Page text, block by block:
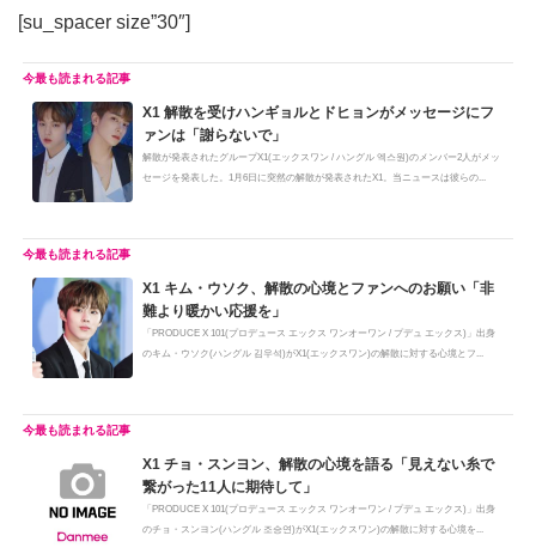
[su_spacer size”30″]
X1 解散を受けハンギョルとドヒョンがメッセージにフ
ァンは「謝らないで」
解散が発表されたグループX1(エックスワン / ハングル 엑스원)のメンバー2人がメッ
セージを発表した。1月6日に突然の解散が発表されたX1。当ニュースは彼らの...
X1 キム・ウソク、解散の心境とファンへのお願い「非
難より暖かい応援を」
「PRODUCE X 101(プロデュース エックス ワンオーワン / プデュ エックス)」出身
のキム・ウソク(ハングル 김우석)がX1(エックスワン)の解散に対する心境とフ...
X1 チョ・スンヨン、解散の心境を語る「見えない糸で
繋がった11人に期待して」
「PRODUCE X 101(プロデュース エックス ワンオーワン / プデュ エックス)」出身
のチョ・スンヨン(ハングル 조승연)がX1(エックスワン)の解散に対する心境を...